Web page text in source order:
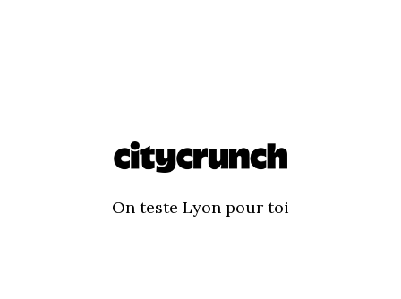
On teste Lyon pour toi